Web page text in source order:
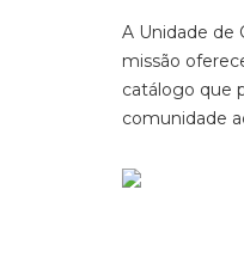
A Unidade de
missão
catálogo que
comunidade